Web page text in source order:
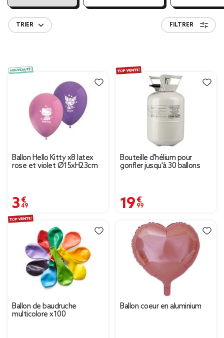
TRIER FILTRER
Ballon Hello Kitty x8 latex
rose et violet Ø15xH23cm
3,49 €
Bouteille d'hélium pour
gonfler jusqu'à 30 ballons
19,99 €
Ballon de baudruche
multicolore x100
Ballon coeur en aluminium